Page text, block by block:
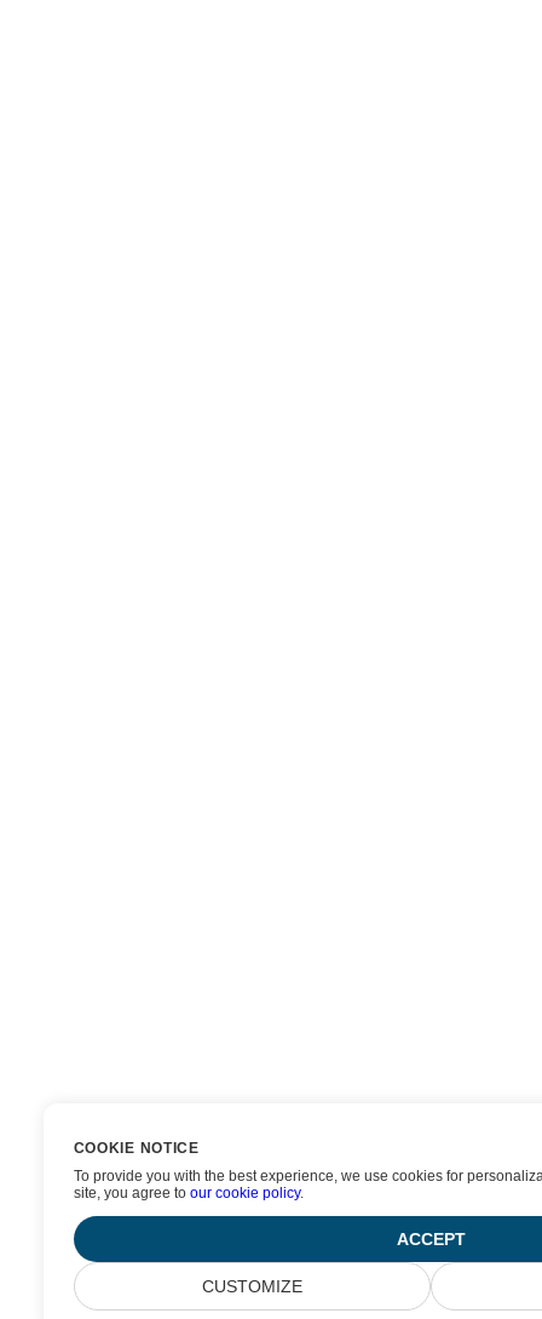
COOKIE NOTICE
To provide you with the best experience, we use cookies for
site, you agree to our cookie policy.
ACCEPT
CUSTOMIZE